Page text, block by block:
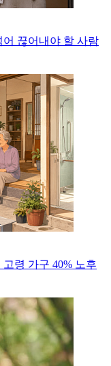
끊어내야 할 사람
령 가구 40% 노후